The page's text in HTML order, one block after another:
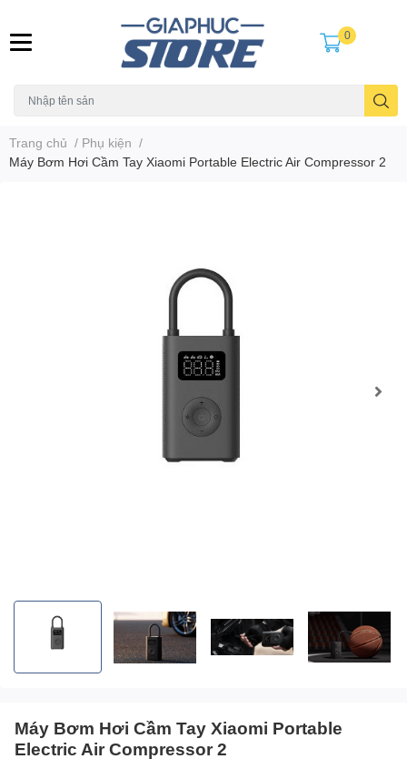
0
Trang chủ / Phụ kiện /
Máy Bơm Hơi Cầm Tay Xiaomi Portable Electric Air Compressor 2
Máy Bơm Hơi Cầm Tay Xiaomi Portable
Electric Air Compressor 2